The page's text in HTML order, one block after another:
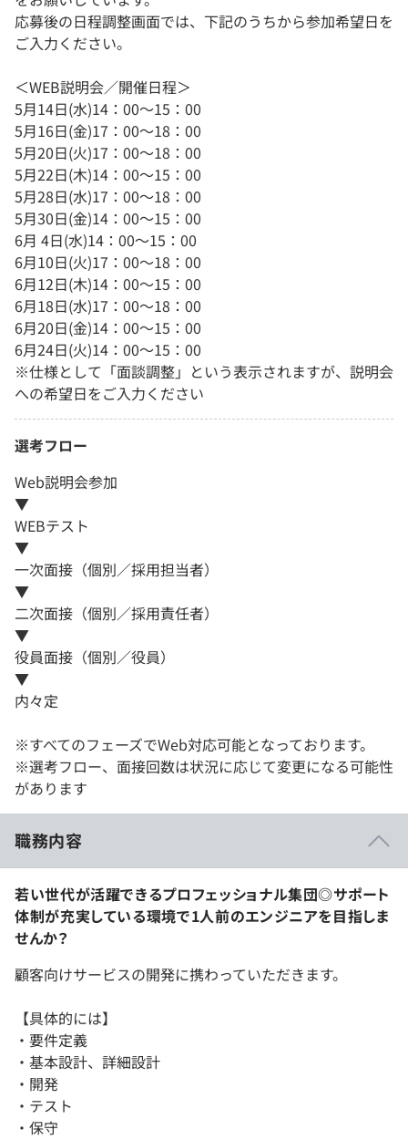
応募後の日程調整画面では、下記のうちから参加希望日を
ご入力ください。
＜WEB説明会／開催日程＞
5月14日(水)14：00～15：00
5月16日(金)17：00～18：00
5月20日(火)17：00～18：00
5月22日(木)14：00～15：00
5月28日(水)17：00～18：00
5月30日(金)14：00～15：00
6月 4日(水)14：00～15：00
6月10日(火)17：00～18：00
6月12日(木)14：00～15：00
6月18日(水)17：00～18：00
6月20日(金)14：00～15：00
6月24日(火)14：00～15：00
※仕様として「面談調整」という表示されますが、説明会
への希望日をご入力ください
選考フロー
Web説明会参加
▼
WEBテスト
▼
一次面接（個別／採用担当者）
▼
二次面接（個別／採用責任者）
▼
役員面接（個別／役員）
▼
内々定
※すべてのフェーズでWeb対応可能となっております。
※選考フロー、面接回数は状況に応じて変更になる可能性
があります
職務内容
若い世代が活躍できるプロフェッショナル集団◎サポート
体制が充実している環境で1人前のエンジニアを目指しま
せんか？
顧客向けサービスの開発に携わっていただきます。
【具体的には】
・要件定義
・基本設計、詳細設計
・開発
・テスト
・保守